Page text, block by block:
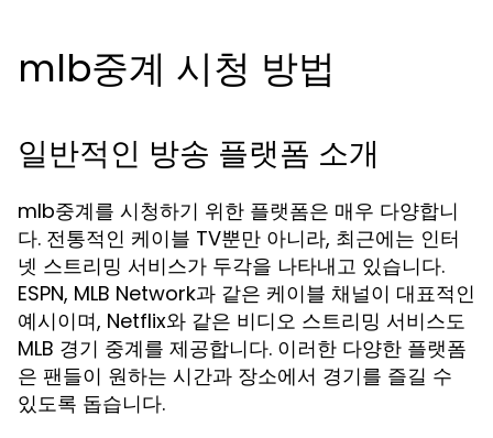
mlb중계 시청 방법
일반적인 방송 플랫폼 소개
mlb중계를 시청하기 위한 플랫폼은 매우 다양합니
다. 전통적인 케이블 TV뿐만 아니라, 최근에는 인터
넷 스트리밍 서비스가 두각을 나타내고 있습니다.
ESPN, MLB Network과 같은 케이블 채널이 대표적인
예시이며, Netflix와 같은 비디오 스트리밍 서비스도
MLB 경기 중계를 제공합니다. 이러한 다양한 플랫폼
은 팬들이 원하는 시간과 장소에서 경기를 즐길 수
있도록 돕습니다.